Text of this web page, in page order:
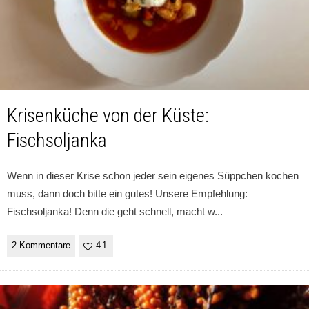
Krisenküche von der Küste:
Fischsoljanka
Wenn in dieser Krise schon jeder sein eigenes Süppchen kochen
muss, dann doch bitte ein gutes! Unsere Empfehlung:
Fischsoljanka! Denn die geht schnell, macht w...
2 Kommentare 41